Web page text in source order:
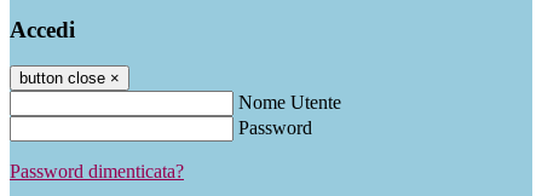
Accedi
button close ×
Nome Utente
Password
Password dimenticata?